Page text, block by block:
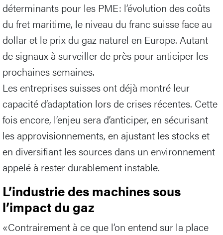
déterminants pour les PME: l’évolution des coûts
du fret maritime, le niveau du franc suisse face au
dollar et le prix du gaz naturel en Europe. Autant
de signaux à surveiller de près pour anticiper les
prochaines semaines.
Les entreprises suisses ont déjà montré leur
capacité d’adaptation lors de crises récentes. Cette
fois encore, l’enjeu sera d’anticiper, en sécurisant
les approvisionnements, en ajustant les stocks et
en diversifiant les sources dans un environnement
appelé à rester durablement instable.
L’industrie des machines sous
l’impact du gaz
«Contrairement à ce que l’on entend sur la place